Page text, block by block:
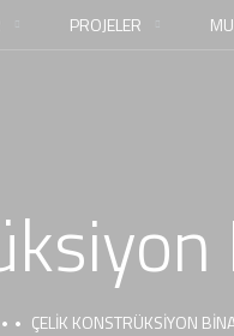
PROJELER
ÇELIK KONSTRÜKSIYON